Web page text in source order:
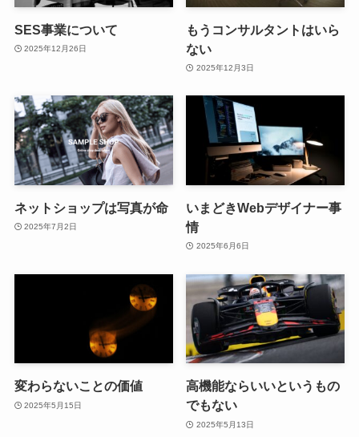
SES事業について
2025年12月26日
もうコンサルタントはいら
ない
2025年12月3日
ネットショップは写真が命
2025年7月2日
いまどきWebデザイナー事
情
2025年6月6日
変わらないことの価値
2025年5月15日
高機能ならいいというもの
でもない
2025年5月13日